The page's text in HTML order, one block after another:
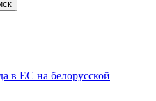
в ЕС на белорусской